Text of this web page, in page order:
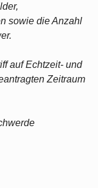
sowie die Anzahl
auf Echtzeit- und
Zeitraum